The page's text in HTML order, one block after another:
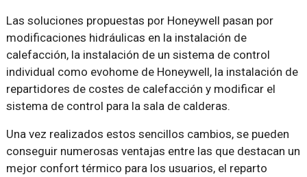
Las soluciones propuestas por Honeywell pasan por
modificaciones hidráulicas en la instalación de
calefacción, la instalación de un sistema de control
individual como evohome de Honeywell, la instalación de
repartidores de costes de calefacción y modificar el
sistema de control para la sala de calderas.
Una vez realizados estos sencillos cambios, se pueden
conseguir numerosas ventajas entre las que destacan un
mejor confort térmico para los usuarios, el reparto